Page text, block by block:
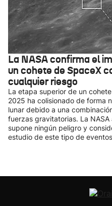
La NASA confirma el
un cohete de SpaceX
cualquier riesgo
La etapa superior de un
2025 ha colisionado de forma
lunar debido a una
fuerzas gravitatorias. La
supone ningún peligro y
estudio de este tipo de